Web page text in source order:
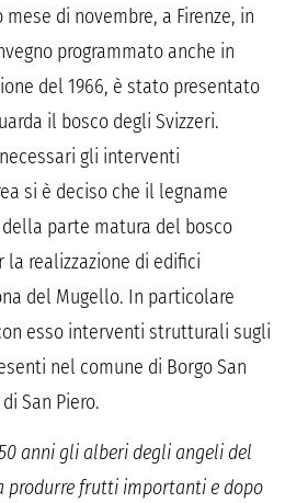
di novembre, a Firenze, in
programmato anche in
del 1966, è stato presentato
il bosco degli Svizzeri.
gli interventi
si è deciso che il legname
parte matura del bosco
la realizzazione di edifici
del Mugello. In particolare
esso interventi strutturali sugli
nel comune di Borgo San
San Piero.
anni gli alberi degli angeli del
produrre frutti importanti e dopo